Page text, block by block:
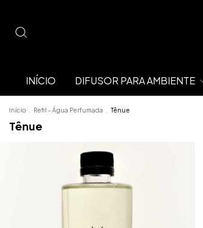
INÍCIO DIFUSOR PARA AMBIENTE
Início Refil - Água Perfumada Tênue
Tênue